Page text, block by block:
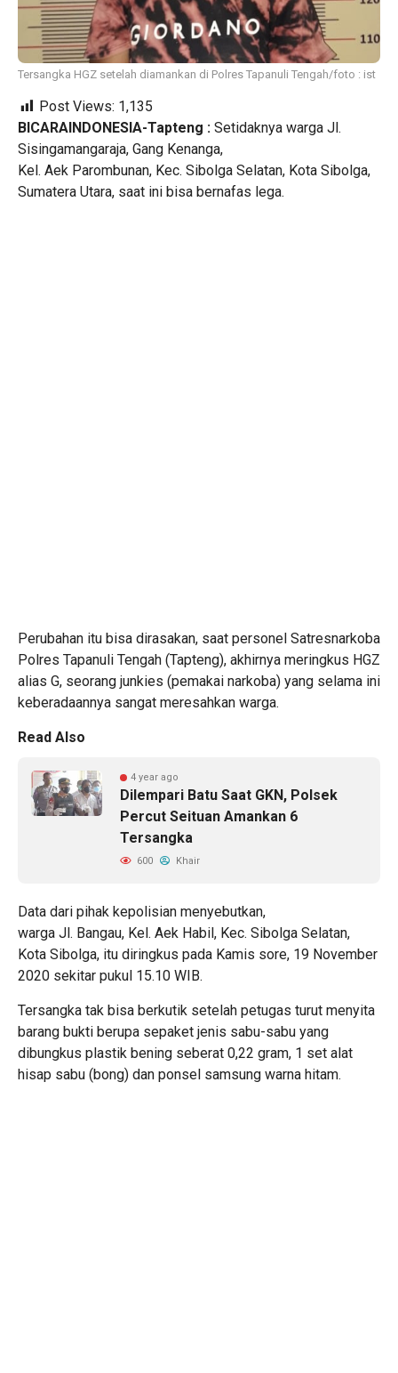
Tersangka HGZ setelah diamankan di Polres Tapanuli Tengah/foto : ist
Post Views: 1,135
BICARAINDONESIA-Tapteng : Setidaknya warga Jl.
Sisingamangaraja, Gang Kenanga,
Kel. Aek Parombunan, Kec. Sibolga Selatan, Kota Sibolga,
Sumatera Utara, saat ini bisa bernafas lega.
Perubahan itu bisa dirasakan, saat personel Satresnarkoba
Polres Tapanuli Tengah (Tapteng), akhirnya meringkus HGZ
alias G, seorang junkies (pemakai narkoba) yang selama ini
keberadaannya sangat meresahkan warga.
Read Also
4 year ago
Dilempari Batu Saat GKN, Polsek
Percut Seituan Amankan 6
Tersangka
600 Khair
Data dari pihak kepolisian menyebutkan,
warga Jl. Bangau, Kel. Aek Habil, Kec. Sibolga Selatan,
Kota Sibolga, itu diringkus pada Kamis sore, 19 November
2020 sekitar pukul 15.10 WIB.
Tersangka tak bisa berkutik setelah petugas turut menyita
barang bukti berupa sepaket jenis sabu-sabu yang
dibungkus plastik bening seberat 0,22 gram, 1 set alat
hisap sabu (bong) dan ponsel samsung warna hitam.